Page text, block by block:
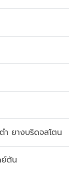
ยางบริดจสโตน
ย์ตัน